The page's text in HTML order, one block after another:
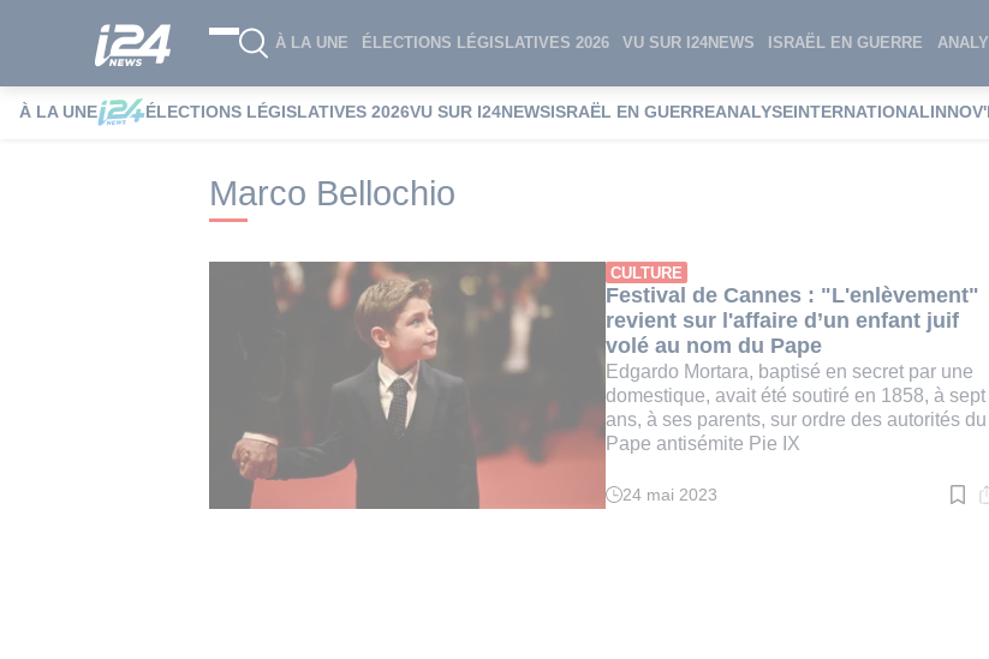
À LA UNE ÉLECTIONS LÉGISLATIVES 2026 VU SUR I24NEWS ISRAËL EN GUERRE
À LA UNE ÉLECTIONS LÉGISLATIVES 2026VU SUR I24NEWSISRAËL EN GUERREANALYSEINTERNATIONAL
i24NEWS i24NEWS Tags index Marco Bellochio
Marco Bellochio
CULTURE
Festival de Cannes : "L'enlèvement"
revient sur l'affaire d’un enfant juif
volé au nom du Pape
Edgardo Mortara, baptisé en secret par une
domestique, avait été soutiré en 1858, à sept
ans, à ses parents, sur ordre des autorités du
Pape antisémite Pie IX
Temps
24 mai 2023